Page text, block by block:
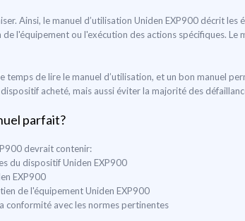
Ainsi, le manuel d’utilisation Uniden EXP900 décrit
l'équipement ou l'exécution des actions spécifiques.
de lire le manuel d’utilisation, et un bon manuel
acheté, mais aussi éviter la majorité des
parfait?
devrait contenir:
du dispositif Uniden EXP900
EXP900
de l'équipement Uniden EXP900
conformité avec les normes pertinentes